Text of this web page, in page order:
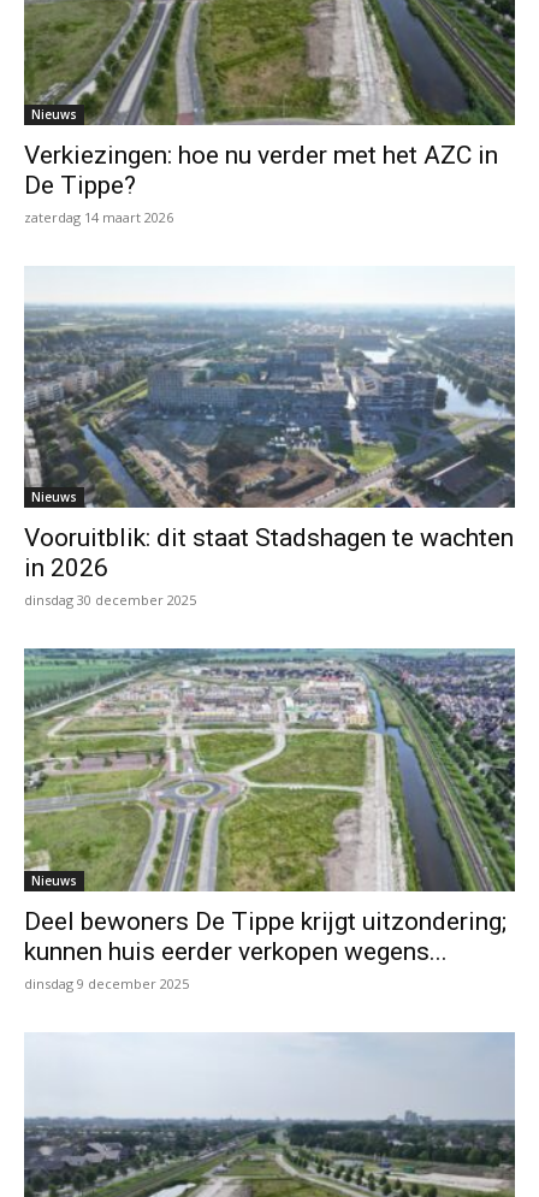
Nieuws
Verkiezingen: hoe nu verder met het AZC in
De Tippe?
zaterdag 14 maart 2026
Nieuws
Vooruitblik: dit staat Stadshagen te wachten
in 2026
dinsdag 30 december 2025
Nieuws
Deel bewoners De Tippe krijgt uitzondering;
kunnen huis eerder verkopen wegens...
dinsdag 9 december 2025